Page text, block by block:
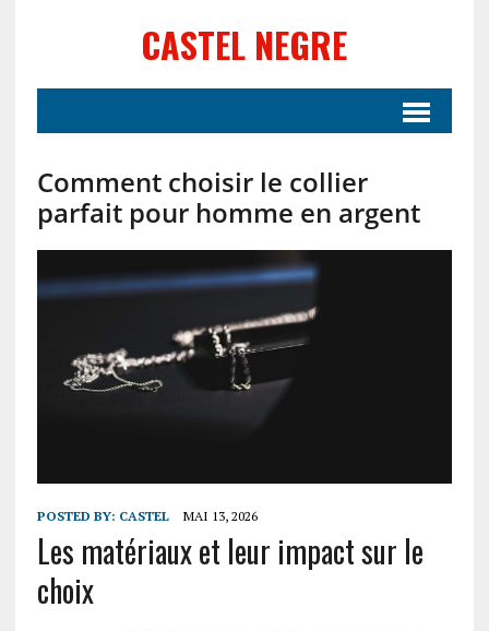
CASTEL NEGRE
Comment choisir le collier
parfait pour homme en argent
POSTED BY: CASTEL MAI 13, 2026
Les matériaux et leur impact sur le
choix